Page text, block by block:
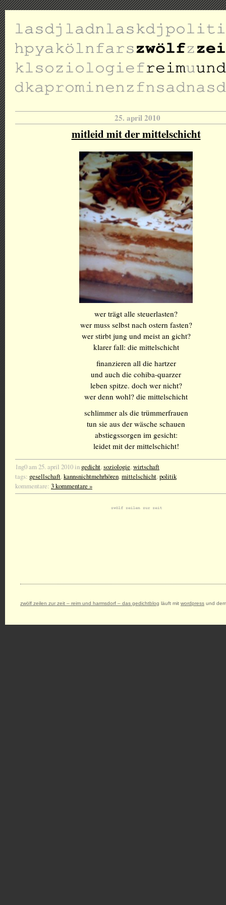
25. april 2010
mitleid mit der mittelschicht
wer trägt alle steuerlasten?
wer muss selbst nach ostern fasten?
wer stirbt jung und meist an gicht?
klarer fall: die mittelschicht
finanzieren all die hartzer
und auch die cohiba-quarzer
leben spitze. doch wer nicht?
wer denn wohl? die mittelschicht
schlimmer als die trümmerfrauen
tun sie aus der wäsche schauen
abstiegssorgen im gesicht:
leidet mit der mittelschicht!
1ng0 am 25. april 2010 in gedicht,soziologie,wirtschaft
tags: gesellschaft,kannsnichtmehrhören,mittelschicht,politik
kommentare: 3 kommentare »
zwölf zeilen zur zeit – reim und harmsdorf – das gedichtblog läuft mit wordpress und